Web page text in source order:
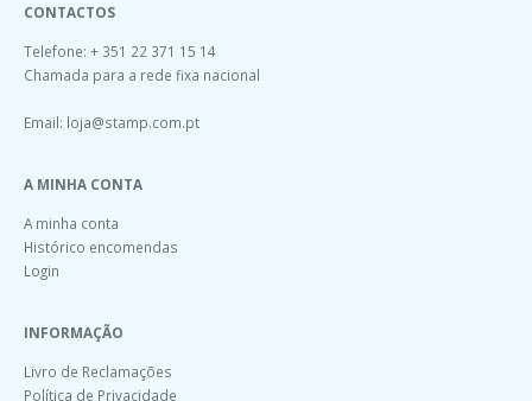
CONTACTOS
Telefone: + 351 22 371 15 14
Chamada para a rede fixa nacional
Email: loja@stamp.com.pt
A MINHA CONTA
A minha conta
Histórico encomendas
Login
INFORMAÇÃO
Livro de Reclamações
Política de Privacidade